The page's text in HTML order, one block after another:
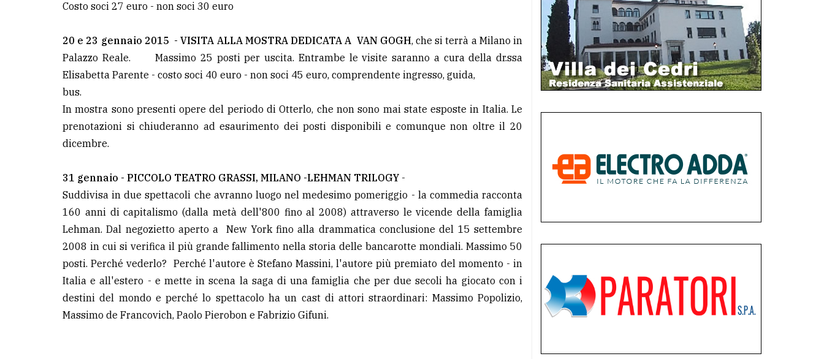
Costo soci 27 euro - non soci 30 euro
20 e 23 gennaio 2015 - VISITA ALLA MOSTRA DEDICATA A VAN GOGH, che si terrà a Milano in
Palazzo Reale. Massimo 25 posti per uscita. Entrambe le visite saranno a cura della dr.ssa
Elisabetta Parente - costo soci 40 euro - non soci 45 euro, comprendente ingresso, guida,
bus.
In mostra sono presenti opere del periodo di Otterlo, che non sono mai state esposte in Italia. Le
prenotazioni si chiuderanno ad esaurimento dei posti disponibili e comunque non oltre il 20
dicembre.
31 gennaio - PICCOLO TEATRO GRASSI, MILANO -LEHMAN TRILOGY -
Suddivisa in due spettacoli che avranno luogo nel medesimo pomeriggio - la commedia racconta
160 anni di capitalismo (dalla metà dell'800 fino al 2008) attraverso le vicende della famiglia
Lehman. Dal negozietto aperto a New York fino alla drammatica conclusione del 15 settembre
2008 in cui si verifica il più grande fallimento nella storia delle bancarotte mondiali. Massimo 50
posti. Perché vederlo? Perché l'autore è Stefano Massini, l'autore più premiato del momento - in
Italia e all'estero - e mette in scena la saga di una famiglia che per due secoli ha giocato con i
destini del mondo e perché lo spettacolo ha un cast di attori straordinari: Massimo Popolizio,
Massimo de Francovich, Paolo Pierobon e Fabrizio Gifuni.